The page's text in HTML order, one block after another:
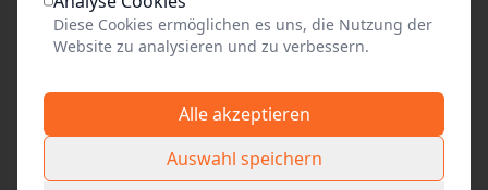
10Sep. 2026•Do. 11:00
Überseebrücke 2
Diese Cookies ermöglichen es uns, die Nutzung der
Website zu analysieren und zu verbessern.
Alle akzeptieren
Auswahl speichern